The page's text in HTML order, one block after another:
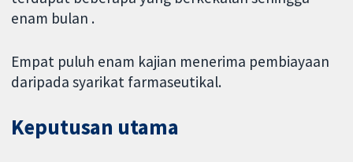
enam bulan .
Empat puluh enam kajian menerima pembiayaan
daripada syarikat farmaseutikal.
Keputusan utama